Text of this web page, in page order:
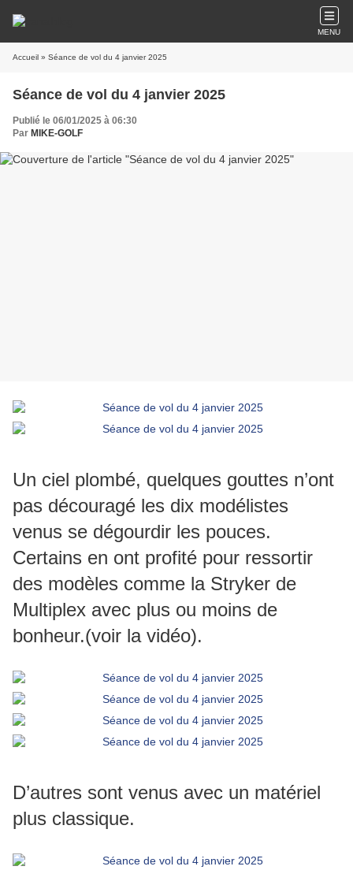
MENU
Accueil » Séance de vol du 4 janvier 2025
Séance de vol du 4 janvier 2025
Publié le 06/01/2025 à 06:30
Par MIKE-GOLF
Un ciel plombé, quelques gouttes n’ont
pas découragé les dix modélistes
venus se dégourdir les pouces.
Certains en ont profité pour ressortir
des modèles comme la Stryker de
Multiplex avec plus ou moins de
bonheur.(voir la vidéo).
D’autres sont venus avec un matériel
plus classique.